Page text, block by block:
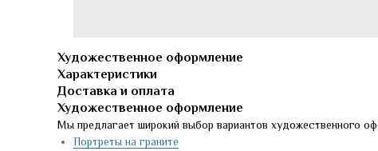
Художественное оформление
Характеристики
Доставка и оплата
Художественное оформление
Мы предлагает широкий выбор вариантов художественного
Портреты на граните